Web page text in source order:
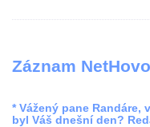
Záznam
* Vážený pane Randáre,
byl Váš dnešní den?